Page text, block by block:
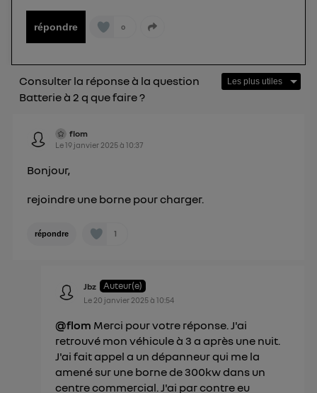
répondre 0
Consulter la réponse à la question
Batterie à 2 q que faire ?
flom
Le19 janvier 2025à10:37
Bonjour,
rejoindre une borne pour charger.
répondre 1
Jbz Auteur(e)
Le 20 janvier 2025à10:54
@flom Merci pour votre réponse. J'ai
retrouvé mon véhicule à 3 a après une nuit.
J'ai fait appel a un dépanneur qui me la
amené sur une borne de 300kw dans un
centre commercial. J'ai par contre eu
consentement sur
") ou via la page « gérer Utiq » en bas de ce site.
Pour plus d'informations, veuillez consulter
Politique d'information sur les données
personnelles d'Utiq